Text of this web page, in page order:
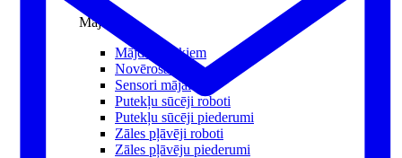
Mājai
Mājdzīvniekiem
Novērošanas kameras
Sensori mājai
Putekļu sūcēji roboti
Putekļu sūcēji piederumi
Zāles pļāvēji roboti
Zāles pļāvēju piederumi